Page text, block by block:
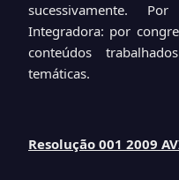
sucessivamente.
Integradora: por
conteúdos
temáticas.
Resolução 001 2009